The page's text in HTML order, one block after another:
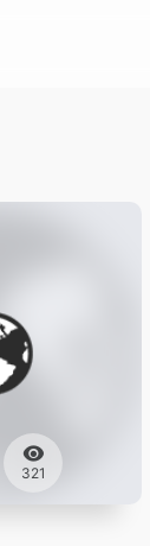
321